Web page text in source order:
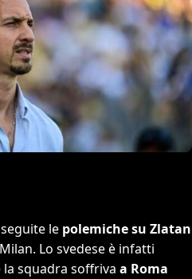
le polemiche su Zlatan
Lo svedese è infatti
squadra soffriva a Roma